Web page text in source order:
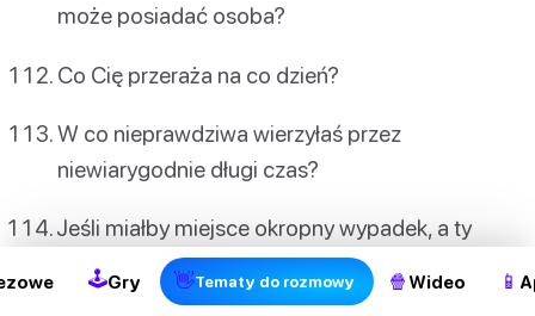
może posiadać osoba?
Co Cię przeraża na co dzień?
W co nieprawdziwa wierzyłaś przez
niewiarygodnie długi czas?
Jeśli miałby miejsce okropny wypadek, a ty
byłeś nieprzytomny i byłeś na podtrzymaniu
życia, jak długo chciałbyś być na podtrzymaniu
🕹Gry 👋Tematy do rozmowy 🍿 Wideo 📱